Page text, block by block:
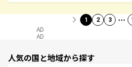
1 2 3 …
AD
AD
人気の国と地域から探す